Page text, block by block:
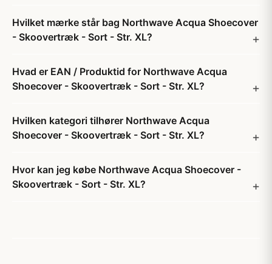
Hvilket mærke står bag Northwave Acqua Shoecover
- Skoovertræk - Sort - Str. XL?
Hvad er EAN / Produktid for Northwave Acqua
Shoecover - Skoovertræk - Sort - Str. XL?
Hvilken kategori tilhører Northwave Acqua
Shoecover - Skoovertræk - Sort - Str. XL?
Hvor kan jeg købe Northwave Acqua Shoecover -
Skoovertræk - Sort - Str. XL?